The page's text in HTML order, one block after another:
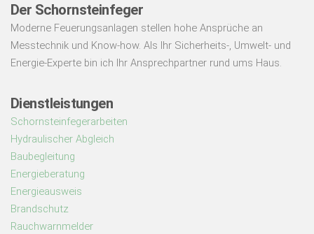
Der Schornsteinfeger
Moderne Feuerungsanlagen stellen hohe Ansprüche an
Messtechnik und Know-how. Als Ihr Sicherheits-, Umwelt- und
Energie-Experte bin ich Ihr Ansprechpartner rund ums Haus.
Dienstleistungen
Schornsteinfegerarbeiten
Hydraulischer Abgleich
Baubegleitung
Energieberatung
Energieausweis
Brandschutz
Rauchwarnmelder